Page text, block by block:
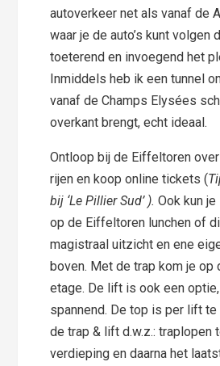
autoverkeer net als vanaf de
waar je de auto’s kunt volgen
toeterend en invoegend het
Inmiddels heb ik een tunnel
vanaf de Champs Elysées
overkant brengt, echt ideaal.
Ontloop bij de Eiffeltoren
rijen en koop online tickets (
bij ‘Le Pillier Sud’ ). Ook kun
op de Eiffeltoren lunchen of
magistraal uitzicht en ene
boven. Met de trap kom je op
etage. De lift is ook een
spannend. De top is per lift
de trap & lift d.w.z.: traplopen
verdieping en daarna het